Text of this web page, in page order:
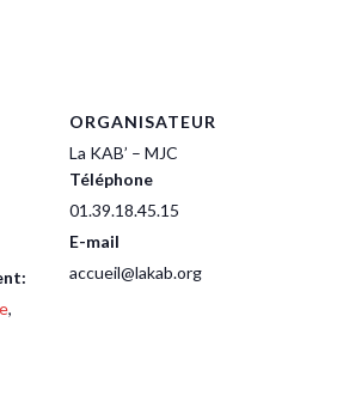
,
ORGANISATEUR
La KAB’ – MJC
Téléphone
01.39.18.45.15
E-mail
accueil@lakab.org